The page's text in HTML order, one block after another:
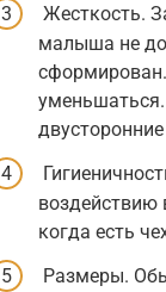
Жесткость.
малыша не
воздействию
когда есть
Размеры.